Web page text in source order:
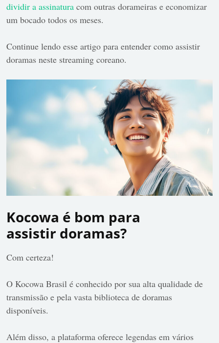
dividir a assinatura com outras dorameiras e economizar
um bocado todos os meses.
Continue lendo esse artigo para entender como assistir
doramas neste streaming coreano.
Kocowa é bom para
assistir doramas?
Com certeza!
O Kocowa Brasil é conhecido por sua alta qualidade de
transmissão e pela vasta biblioteca de doramas
disponíveis.
Além disso, a plataforma oferece legendas em vários